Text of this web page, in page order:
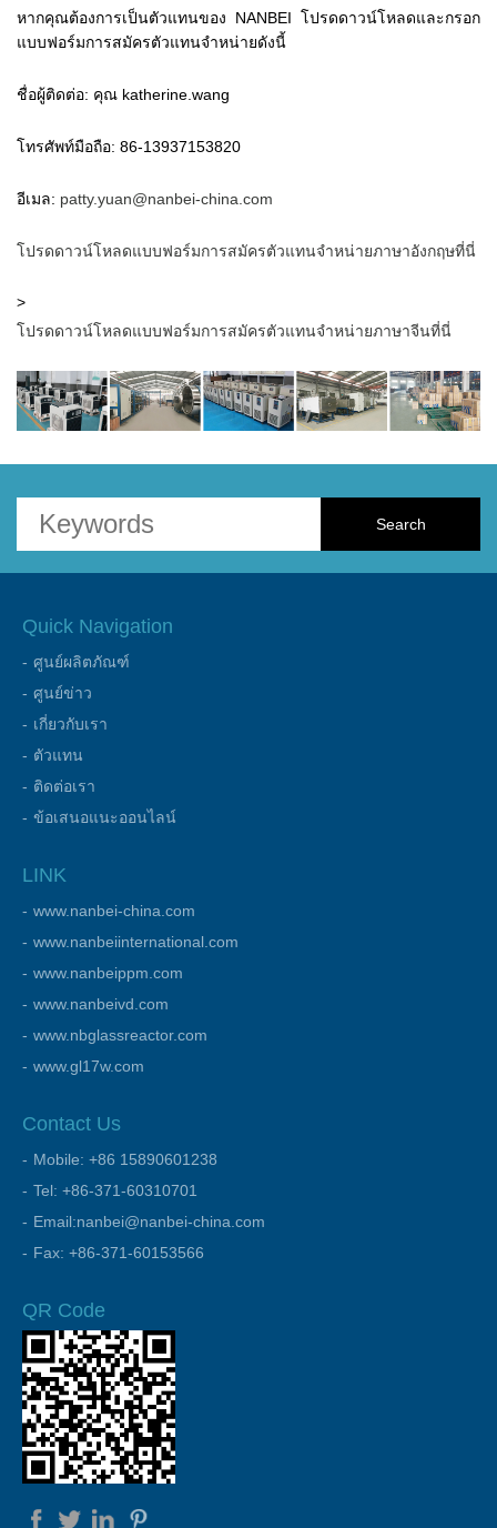
หากคุณต้องการเป็นตัวแทนของ NANBEI โปรดดาวน์โหลดและกรอก
แบบฟอร์มการสมัครตัวแทนจำหน่ายดังนี้
ชื่อผู้ติดต่อ: คุณ katherine.wang
โทรศัพท์มือถือ: 86-13937153820
อีเมล: patty.yuan@nanbei-china.com
โปรดดาวน์โหลดแบบฟอร์มการสมัครตัวแทนจำหน่ายภาษาอังกฤษที่นี่
>
โปรดดาวน์โหลดแบบฟอร์มการสมัครตัวแทนจำหน่ายภาษาจีนที่นี่
Quick Navigation
ศูนย์ผลิตภัณฑ์
ศูนย์ข่าว
เกี่ยวกับเรา
ตัวแทน
ติดต่อเรา
ข้อเสนอแนะออนไลน์
LINK
www.nanbei-china.com
www.nanbeiinternational.com
www.nanbeippm.com
www.nanbeivd.com
www.nbglassreactor.com
www.gl17w.com
Contact Us
Mobile: +86 15890601238
Tel: +86-371-60310701
Email:nanbei@nanbei-china.com
Fax: +86-371-60153566
QR Code